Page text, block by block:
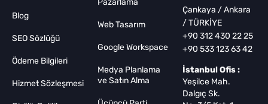
Blog
SEO Sözlüğü
Ödeme Bilgileri
Hizmet Sözleşmesi
Web Tasarım
Google Workspace
Medya Planlama
ve Satın Alma
Çankaya / Ankara
/ TÜRKİYE
+90 312 430 22 25
+90 533 123 63 42
İstanbul Ofis :
Yeşilce Mah.
Dalgıç Sk.